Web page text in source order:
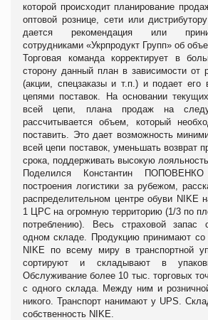
которой происходит планирование
оптовой рознице, сети или
дается рекомендация или
сотрудниками «Укрпродукт Групп» об
Торговая команда корректирует в
сторону данный план в зависимости от
(акции, спецзаказы и т.п.) и подает его
цепями поставок. На основании
всей цепи, плана продаж на
рассчитывается объем, который
поставить. Это дает возможность
всей цепи поставок, уменьшать возврат
срока, поддерживать высокую лояльность
Поделился Константин
построения логистики за рубежом,
распределительном центре обуви NIKE
1 ЦРС на огромную территорию (1/3 по
потреблению). Весь страховой запас
одном складе. Продукцию принимают со
NIKE по всему миру в транспортной
сортируют и складывают в
Обслуживание более 10 тыс. торговых
с одного склада. Между ним и
никого. Транспорт нанимают у UPS.
собственность NIKE.